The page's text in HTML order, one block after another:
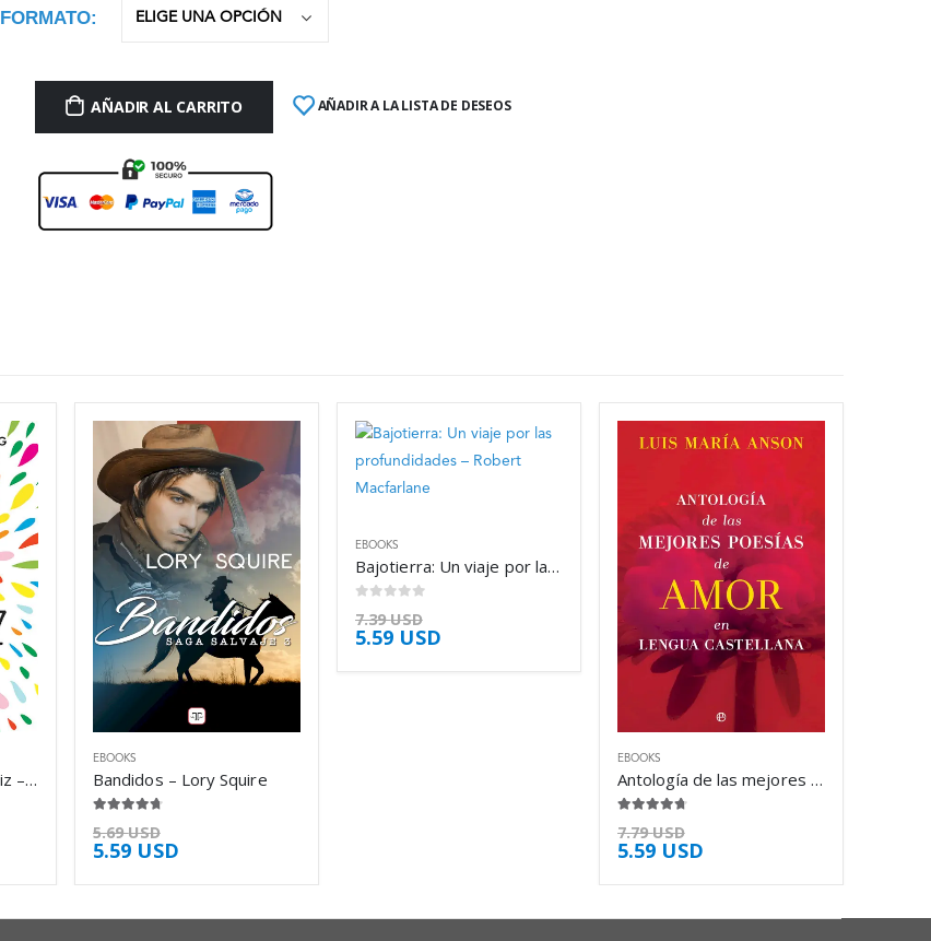
FORMATO
AÑADIR AL CARRITO AÑADIR A LA LISTA DE DESEOS
10 claves para vivir feliz – Vanessa King
EBOOKS
Bandidos – Lory Squire
5.69USD
5.59 USD
EBOOKS
Bajotierra: Un viaje por las profundidades – Robert Macfarlane
7.39USD
5.59 USD
EBOOKS
Antología de las mejores poesías de amor – Luis María Anson
7.79USD
5.59 USD